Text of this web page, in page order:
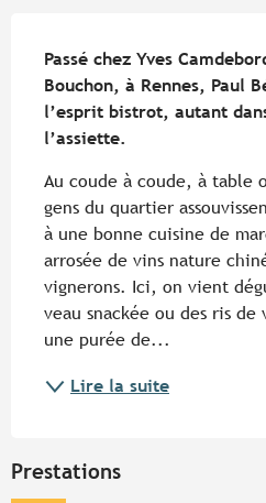
Passé chez Yves
Bouchon, à Rennes, Paul
l’esprit bistrot, autant
l’assiette.
Au coude à coude, à table
gens du quartier
à une bonne cuisine de
arrosée de vins nature
vignerons. Ici, on vient
veau snackée ou des ris de
une purée de...
Lire la suite
Prestations